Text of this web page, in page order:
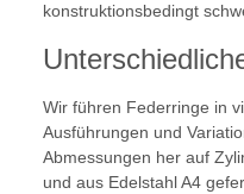
konstruktionsbedingt
Wir führen Federringe in
Ausführungen und
Abmessungen her auf
und aus Edelstahl A4